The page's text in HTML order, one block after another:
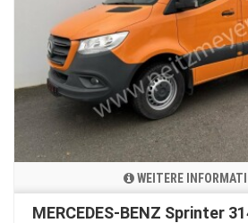
WEITERE
MERCEDES-BENZ Sprinter